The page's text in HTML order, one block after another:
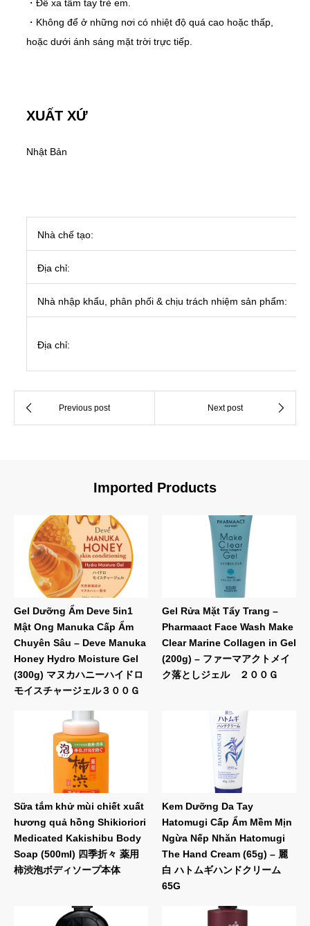
・Để xa tầm tay trẻ em.
・Không để ở những nơi có nhiệt độ quá cao hoặc thấp,
hoặc dưới ánh sáng mặt trời trực tiếp.
XUẤT XỨ
Nhật Bản
Nhà chế tạo:
Địa chỉ:
Nhà nhập khẩu, phân phối & chịu trách nhiệm sản phẩm:
Địa chỉ:
Imported Products
Gel Dưỡng Ẩm Deve 5in1
Mật Ong Manuka Cấp Ẩm
Chuyên Sâu – Deve Manuka
Honey Hydro Moisture Gel
(300g) マヌカハニーハイドロ
モイスチャージェル３００Ｇ
Gel Rửa Mặt Tẩy Trang –
Pharmaact Face Wash Make
Clear Marine Collagen in Gel
(200g) – ファーマアクトメイ
ク落としジェル ２００Ｇ
Sữa tắm khử mùi chiết xuất
hương quả hồng Shikioriori
Medicated Kakishibu Body
Soap (500ml) 四季折々 薬用
柿渋泡ボディソープ本体
Kem Dưỡng Da Tay
Hatomugi Cấp Ẩm Mềm Mịn
Ngừa Nếp Nhăn Hatomugi
The Hand Cream (65g) – 麗
白 ハトムギハンドクリーム
65G